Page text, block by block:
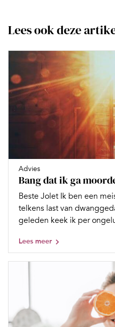
Lees ook deze
Advies
Bang dat ik ga
Beste Jolet Ik ben een
telkens last van
geleden keek ik per
Lees meer